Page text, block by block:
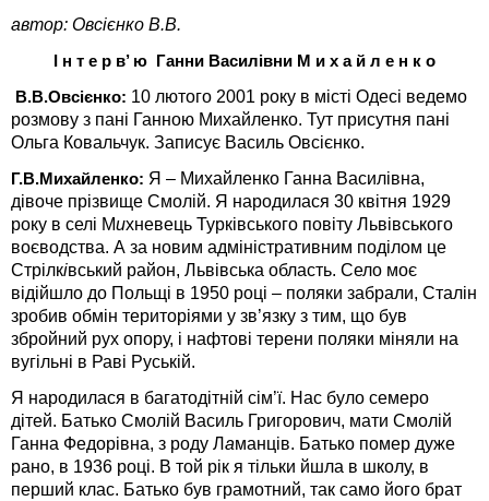
автор: Овсієнко В.В.
І н т е р в’ ю Ганни Василівни М и х а й л е н к о
В.В.Овсієнко: 10 лютого 2001 року в місті Одесі ведемо
розмову з пані Ганною Михайленко. Тут присутня пані
Ольга Ковальчук. Записує Василь Овсієнко.
Г.В.Михайленко: Я – Михайленко Ганна Василівна,
дівоче прізвище Смолій. Я народилася 30 квітня 1929
року в селі Михневець Турківського повіту Львівського
воєводства. А за новим адміністративним поділом це
Стрілківський район, Львівська область. Село моє
відійшло до Польщі в 1950 році – поляки забрали, Сталін
зробив обмін територіями у зв’язку з тим, що був
збройний рух опору, і нафтові терени поляки міняли на
вугільні в Раві Руській.
Я народилася в багатодітній сім’ї. Нас було семеро
дітей. Батько Смолій Василь Григорович, мати Смолій
Ганна Федорівна, з роду Ламанців. Батько помер дуже
рано, в 1936 році. В той рік я тільки йшла в школу, в
перший клас. Батько був грамотний, так само його брат